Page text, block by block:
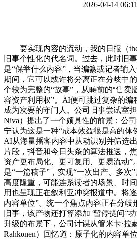
2026-04-14 06:11
要实现内容的流动，我的日报（the
旧事个性化的代名词。过去，此时旧
是“保举什么内容”，当编纂或记者输
期间，它可以或许将分离正在分歧中
个较为完整的“故事”，从畴前的“售卖
容资产利用权”。AI便可跳过复杂的编
成为次要的守门人。公司旧事尝试室
Niva）提出了一个颇具性的前景：公
宁认为这是一种“成本效益很是高的体
AI从海量播客内容中从动识别并筛选
片段，抖音和今日头条的算法推送，
资产更布局化、更可复用、更易流动”
是“一篇稿子”，实现“一次出产、多次
高度隆重，可能连系读者的场景、时
用也呈现正在叙利亚冲突报道中。将
内容单位”。统一个焦点内容正在分歧
旧事，该产物还打算添加“暂停提问”
升级的布景下，公司计谋从管米卡·拉
Rahkonen）回忆道：原子化的内容单